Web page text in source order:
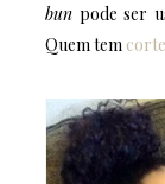
bun pode ser
Quem tem